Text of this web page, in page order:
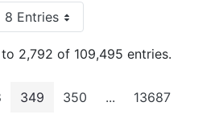
8 EntriesPer Page
2,792 of 109,495 entries.
Pages
Page
349 Page
350 ...Intermediate
Page
13687